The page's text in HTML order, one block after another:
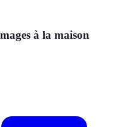
à la maison